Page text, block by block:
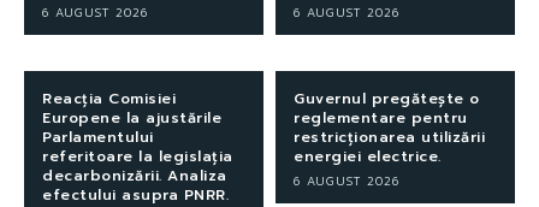
6 AUGUST 2026 6 AUGUST 2026
Reacția Comisiei
Europene la ajustările
Parlamentului
referitoare la legislația
decarbonizării. Analiza
efectului asupra PNRR.
Guvernul pregătește o
reglementare pentru
restricționarea utilizării
energiei electrice.
6 AUGUST 2026